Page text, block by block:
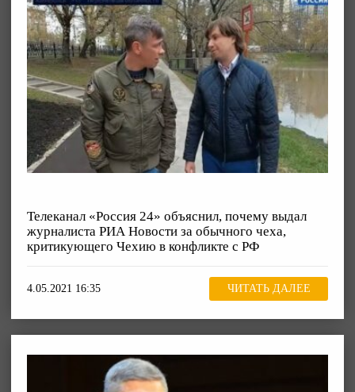
Телеканал «Россия 24» объяснил, почему выдал
журналиста РИА Новости за обычного чеха,
критикующего Чехию в конфликте с РФ
4.05.2021 16:35 ЧИТАТЬ ДАЛЕЕ